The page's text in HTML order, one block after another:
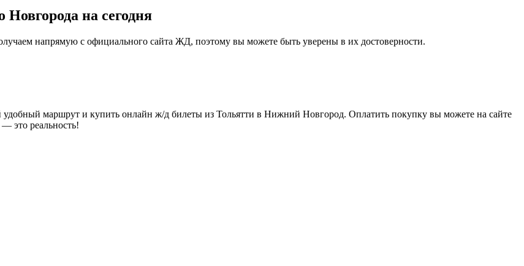
на сегодня
напрямую с официального сайта ЖД, поэтому вы можете быть уверены в их достоверности.
удобный маршрут и купить онлайн ж/д билеты из Тольятти в Нижний Новгород. Оплатить покупку вы можете на сайте
это реальность!